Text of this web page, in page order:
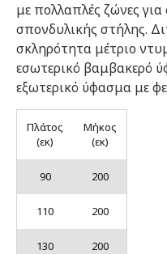
με πολλαπλές ζώνες
σπονδυλικής στήλης.
σκληρότητα μέτριο
εσωτερικό βαμβακερό
εξωτερικό ύφασμα με
Πλάτος
(εκ)
Μήκος
(εκ)
90 200
110 200
130 200